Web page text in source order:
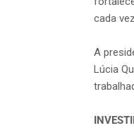
cada
A
Lúcia